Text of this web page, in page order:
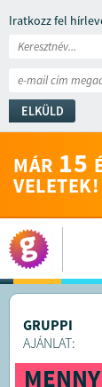
Iratkozz fel
ELKÜLD
MÁR 15
VELETEK!
GRUPPI
AJÁNLAT: